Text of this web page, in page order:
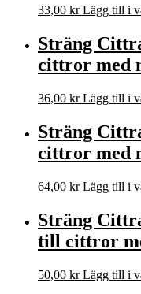
33,00 kr Lägg till i
Sträng
cittror med
36,00 kr Lägg till i
Sträng
cittror med
64,00 kr Lägg till i
Sträng
till cittror
50,00 kr Lägg till i